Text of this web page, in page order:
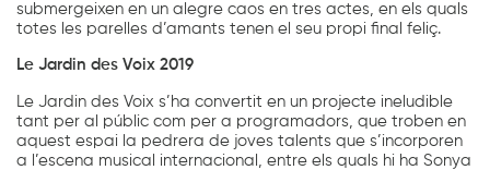
submergeixen en un alegre caos en tres actes, en els quals
totes les parelles d’amants tenen el seu propi final feliç.
Le Jardin des Voix 2019
Le Jardin des Voix s’ha convertit en un projecte ineludible
tant per al públic com per a programadors, que troben en
aquest espai la pedrera de joves talents que s’incorporen
a l’escena musical internacional, entre els quals hi ha Sonya